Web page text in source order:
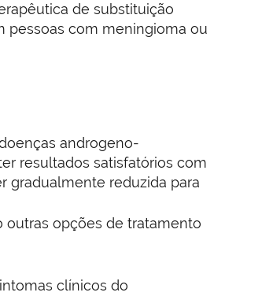
de substituição
pessoas com meningioma ou
androgeno-
resultados satisfatórios com
gradualmente reduzida para
outras opções de tratamento
clínicos do